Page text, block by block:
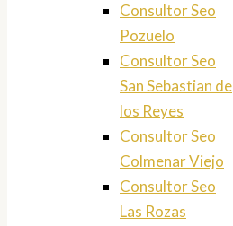
Consultor Seo
Pozuelo
Consultor Seo
San Sebastian de
los Reyes
Consultor Seo
Colmenar Viejo
Consultor Seo
Las Rozas